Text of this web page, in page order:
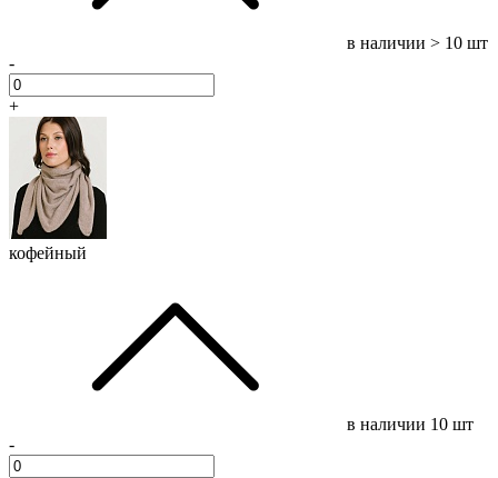
в наличии > 10 шт
-
+
кофейный
в наличии 10 шт
-